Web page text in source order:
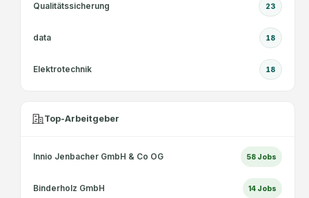
Qualitätssicherung 23
data 18
Elektrotechnik 18
Top-Arbeitgeber
Innio Jenbacher GmbH & Co OG 58 Jobs
Binderholz GmbH 14 Jobs